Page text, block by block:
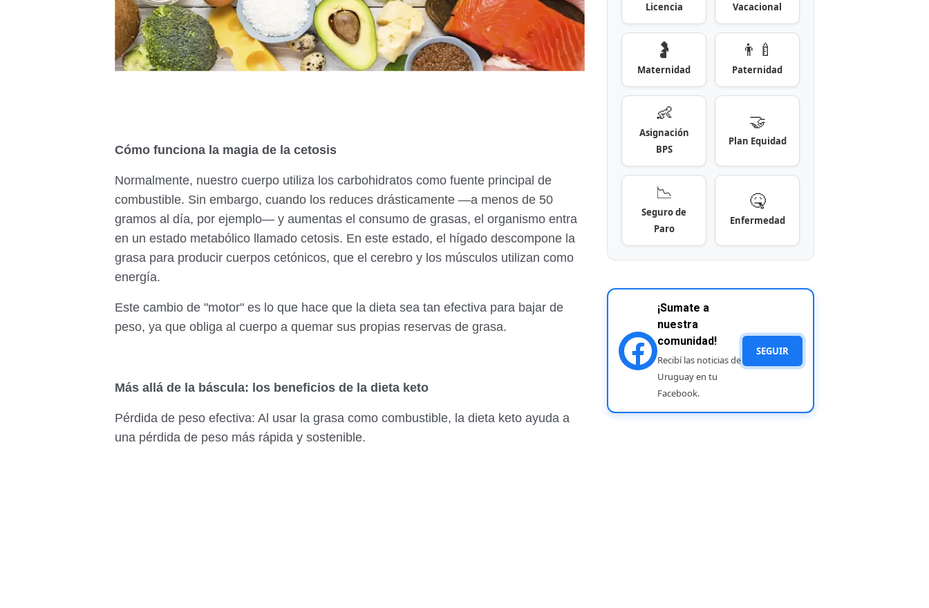
Cómo funciona la magia de la cetosis
Normalmente, nuestro cuerpo utiliza los carbohidratos como fuente principal de
combustible. Sin embargo, cuando los reduces drásticamente —a menos de 50
gramos al día, por ejemplo— y aumentas el consumo de grasas, el organismo entra
en un estado metabólico llamado cetosis. En este estado, el hígado descompone la
grasa para producir cuerpos cetónicos, que el cerebro y los músculos utilizan como
energía.
Este cambio de "motor" es lo que hace que la dieta sea tan efectiva para bajar de
peso, ya que obliga al cuerpo a quemar sus propias reservas de grasa.
Más allá de la báscula: los beneficios de la dieta keto
Pérdida de peso efectiva: Al usar la grasa como combustible, la dieta keto ayuda a
una pérdida de peso más rápida y sostenible.
Licencia
Vacacional
🤰
Maternidad
👨‍🍼
Paternidad
👶
Asignación
BPS
🤝
Plan Equidad
📉
Seguro de
Paro
🤒
Enfermedad
¡Sumate a
nuestra
comunidad!
Recibí las noticias de
Uruguay en tu
Facebook.
SEGUIR